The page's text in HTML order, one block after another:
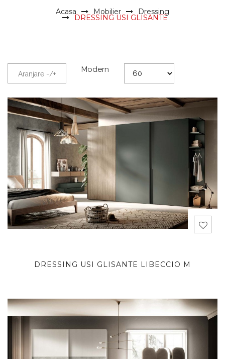
Acasa Mobilier Dressing
DRESSING USI GLISANTE
Aranjare -/+ Modern
DRESSING USI GLISANTE LIBECCIO M